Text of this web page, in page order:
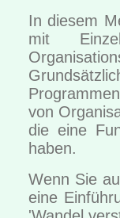
In diesem
mit
von
die eine
haben.
Wenn Sie
eine